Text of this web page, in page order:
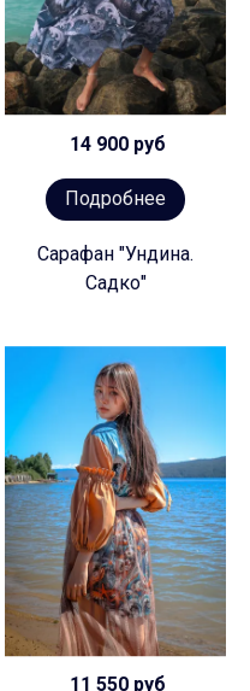
14 900 руб
Подробнее
Сарафан "Ундина.
Садко"
11 550 руб